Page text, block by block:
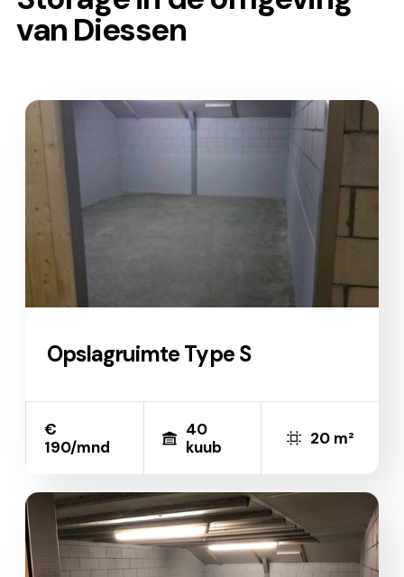
van Diessen
Opslagruimte Type S
€
190/mnd
40
kuub
20 m²